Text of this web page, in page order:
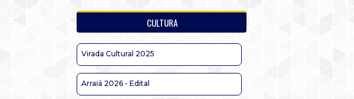
CULTURA
Virada Cultural 2025
Arraiá 2026 - Edital